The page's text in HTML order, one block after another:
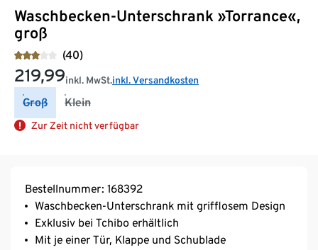
Waschbecken-Unterschrank »Torrance«,
groß
(40)
219,99inkl. MwSt.inkl. Versandkosten
Groß Klein
Zur Zeit nicht verfügbar
Bestellnummer: 168392
Waschbecken-Unterschrank mit grifflosem Design
Exklusiv bei Tchibo erhältlich
Mit je einer Tür, Klappe und Schublade